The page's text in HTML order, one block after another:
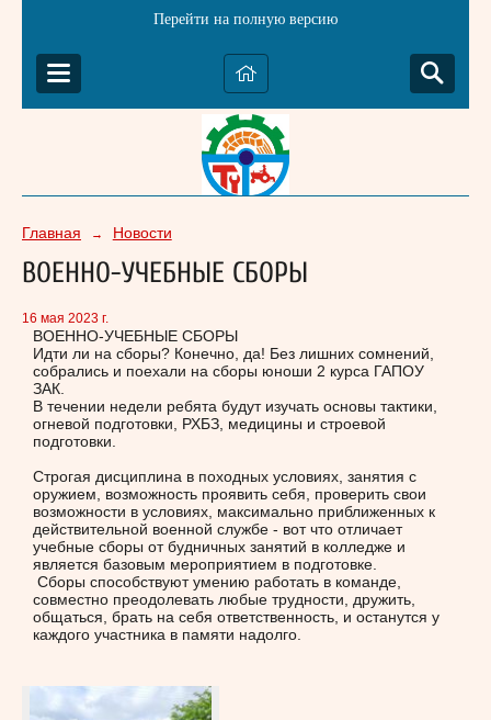
Перейти на полную версию
Главная → Новости
ВОЕННО-УЧЕБНЫЕ СБОРЫ
16 мая 2023 г.
ВОЕННО-УЧЕБНЫЕ СБОРЫ
Идти ли на сборы? Конечно, да! Без лишних сомнений,
собрались и поехали на сборы юноши 2 курса ГАПОУ
ЗАК.
В течении недели ребята будут изучать основы тактики,
огневой подготовки, РХБЗ, медицины и строевой
подготовки.
Строгая дисциплина в походных условиях, занятия с
оружием, возможность проявить себя, проверить свои
возможности в условиях, максимально приближенных к
действительной военной службе - вот что отличает
учебные сборы от будничных занятий в колледже и
является базовым мероприятием в подготовке.
Сборы способствуют умению работать в команде,
совместно преодолевать любые трудности, дружить,
общаться, брать на себя ответственность, и останутся у
каждого участника в памяти надолго.